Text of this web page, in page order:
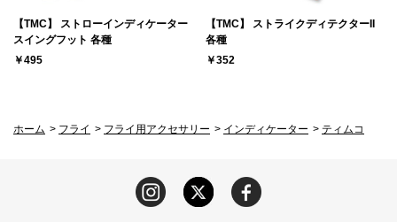
【TMC】 ストローインディケーター
スイングフット 各種
￥495
【TMC】 ストライクディテクターII
各種
￥352
ホーム > フライ > フライ用アクセサリー > インディケーター > ティムコ